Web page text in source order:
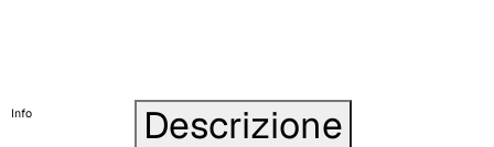
Info Descrizione